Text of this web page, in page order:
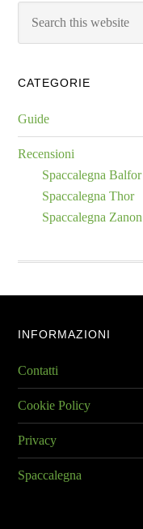
CATEGORIE
Guide
Recensioni
Spaccalegna Balfor
Spaccalegna Thor
Spaccalegna Zanon
Footer
INFORMAZIONI
Contatti
Cookie Policy
Privacy
Spaccalegna